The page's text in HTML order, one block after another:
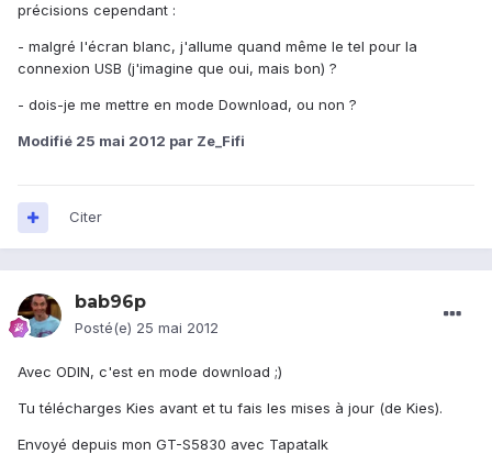
précisions cependant :
- malgré l'écran blanc, j'allume quand même le tel pour la
connexion USB (j'imagine que oui, mais bon) ?
- dois-je me mettre en mode Download, ou non ?
Modifié 25 mai 2012 par Ze_Fifi
Citer
bab96p
Posté(e) 25 mai 2012
Avec ODIN, c'est en mode download ;)
Tu télécharges Kies avant et tu fais les mises à jour (de Kies).
Envoyé depuis mon GT-S5830 avec Tapatalk